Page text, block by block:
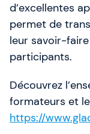
d’excellentes
permet de
leur savoir-
participants.
Découvrez
formateurs et
https://